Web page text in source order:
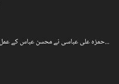
حمزہ علی عباسی نے محسن عباس کے عمل کو ناقابلِ معافی...